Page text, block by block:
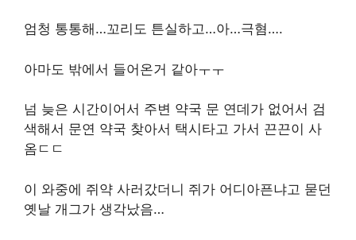
엄청 통통해…꼬리도 튼실하고…아…극혐….
아마도 밖에서 들어온거 같아ㅜㅜ
넘 늦은 시간이어서 주변 약국 문 연데가 없어서 검
색해서 문연 약국 찾아서 택시타고 가서 끈끈이 사
옴ㄷㄷ
이 와중에 쥐약 사러갔더니 쥐가 어디아픈냐고 묻던
옛날 개그가 생각났음…